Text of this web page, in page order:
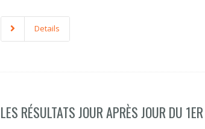
Details
LES RÉSULTATS JOUR APRÈS JOUR DU